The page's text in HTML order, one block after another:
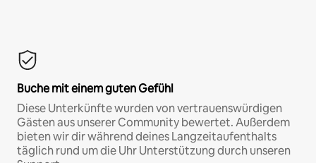
Buche mit einem guten Gefühl
Diese Unterkünfte wurden von vertrauenswürdigen
Gästen aus unserer Community bewertet. Außerdem
bieten wir dir während deines Langzeitaufenthalts
täglich rund um die Uhr Unterstützung durch unseren